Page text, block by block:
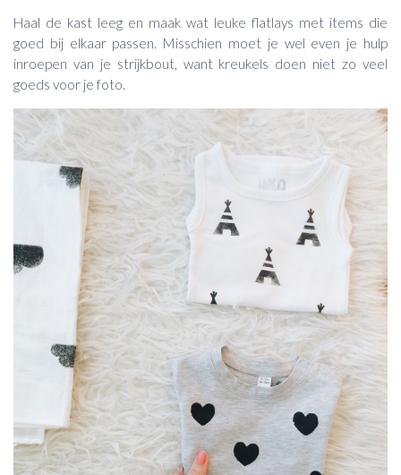
Haal de kast leeg en maak wat leuke flatlays met items die
goed bij elkaar passen. Misschien moet je wel even je hulp
inroepen van je strijkbout, want kreukels doen niet zo veel
goeds voor je foto.